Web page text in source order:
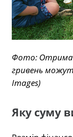
Фото:
гривень
Images)
Яку суму